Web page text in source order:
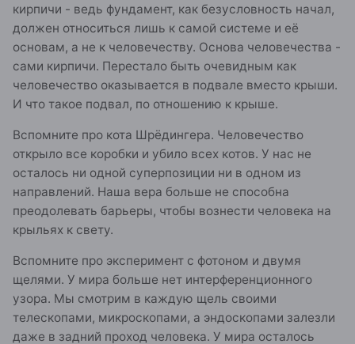
кирпичи - ведь фундамент, как безусловность начал,
должен относиться лишь к самой системе и её
основам, а не к человечеству. Основа человечества -
сами кирпичи. Перестало быть очевидным как
человечество оказывается в подвале вместо крыши.
И что такое подвал, по отношению к крыше.
Вспомните про кота Шрёдингера. Человечество
открыло все коробки и убило всех котов. У нас не
осталось ни одной суперпозиции ни в одном из
направлений. Наша вера больше не способна
преодолевать барьеры, чтобы вознести человека на
крыльях к свету.
Вспомните про эксперимент с фотоном и двумя
щелями. У мира больше нет интерференционного
узора. Мы смотрим в каждую щель своими
телескопами, микроскопами, а эндоскопами залезли
даже в задний проход человека. У мира осталось